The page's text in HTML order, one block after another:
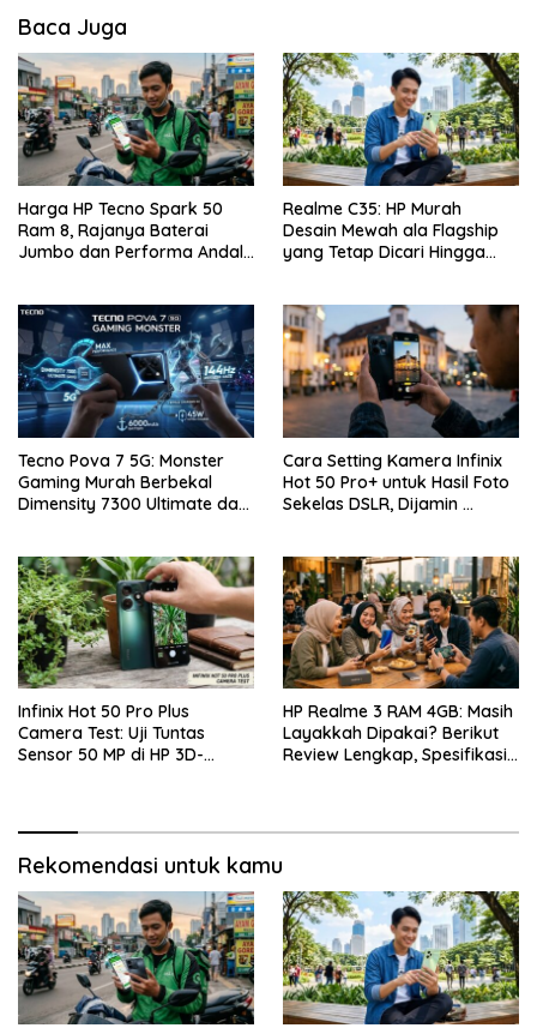
Baca Juga
Harga HP Tecno Spark 50
Ram 8, Rajanya Baterai
Jumbo dan Performa Andal
Realme C35: HP Murah
Desain Mewah ala Flagship
yang Tetap Dicari Hingga
Tecno Pova 7 5G: Monster
Gaming Murah Berbekal
Dimensity 7300 Ultimate dan
Cara Setting Kamera Infinix
Hot 50 Pro+ untuk Hasil Foto
Sekelas DSLR, Dijamin …
Infinix Hot 50 Pro Plus
Camera Test: Uji Tuntas
Sensor 50 MP di HP 3D-
HP Realme 3 RAM 4GB: Masih
Layakkah Dipakai? Berikut
Review Lengkap, Spesifikasi,
Rekomendasi untuk kamu